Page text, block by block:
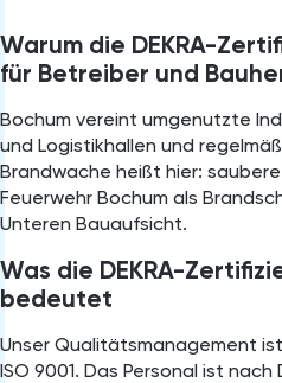
Warum die DEKRA-
für Betreiber und
Bochum vereint umgenutzte
und Logistikhallen und
Brandwache heißt hier:
Feuerwehr Bochum als
Unteren Bauaufsicht.
Was die DEKRA-
bedeutet
Unser Qualitätsmanagement
ISO 9001. Das Personal ist